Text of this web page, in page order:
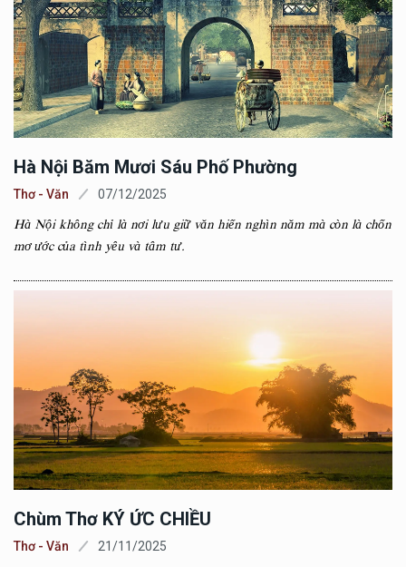
Hà Nội Băm Mươi Sáu Phố Phường
Thơ - Văn 07/12/2025
Hà Nội không chỉ là nơi lưu giữ văn hiến nghìn năm mà còn là chốn
mơ ước của tình yêu và tâm tư.
Chùm Thơ KÝ ỨC CHIỀU
Thơ - Văn 21/11/2025